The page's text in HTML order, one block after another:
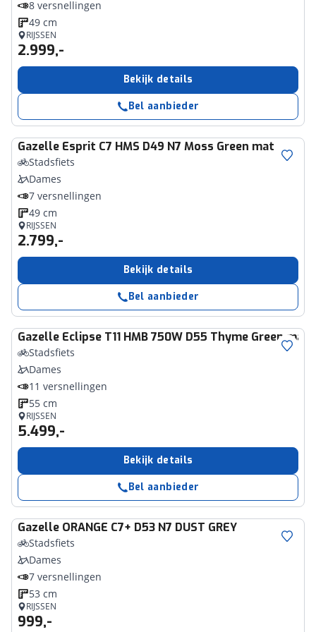
8 versnellingen
49 cm
RIJSSEN
2.999,-
Bekijk details
Bel aanbieder
Gazelle Esprit C7 HMS D49 N7 Moss Green mat
Stadsfiets
Dames
7 versnellingen
49 cm
RIJSSEN
2.799,-
Bekijk details
Bel aanbieder
Gazelle Eclipse T11 HMB 750W D55 Thyme Green mat
Stadsfiets
Dames
11 versnellingen
55 cm
RIJSSEN
5.499,-
Bekijk details
Bel aanbieder
Gazelle ORANGE C7+ D53 N7 DUST GREY
Stadsfiets
Dames
7 versnellingen
53 cm
RIJSSEN
999,-